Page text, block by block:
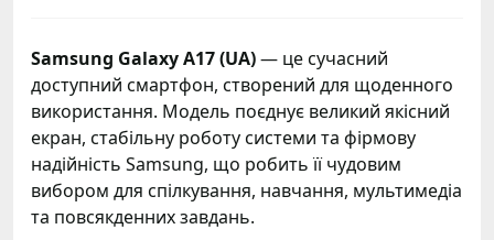
Samsung Galaxy A17 (UA)— це сучасний
доступний смартфон, створений для щоденного
використання. Модель поєднує великий якісний
екран, стабільну роботу системи та фірмову
надійність Samsung, що робить її чудовим
вибором для спілкування, навчання, мультимедіа
та повсякденних завдань.